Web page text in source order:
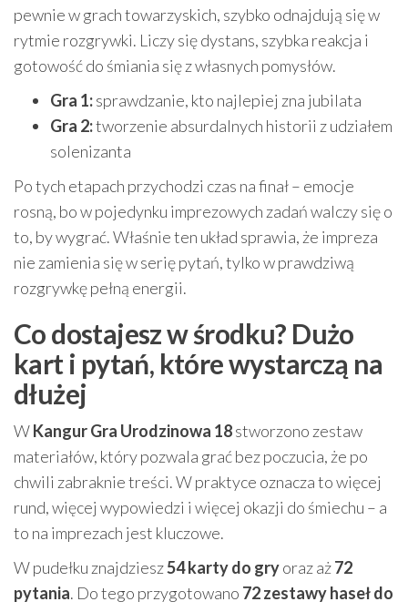
pewnie w grach towarzyskich, szybko odnajdują się w
rytmie rozgrywki. Liczy się dystans, szybka reakcja i
gotowość do śmiania się z własnych pomysłów.
Gra 1:sprawdzanie, kto najlepiej zna jubilata
Gra 2:tworzenie absurdalnych historii z udziałem
solenizanta
Po tych etapach przychodzi czas na finał – emocje
rosną, bo w pojedynku imprezowych zadań walczy się o
to, by wygrać. Właśnie ten układ sprawia, że impreza
nie zamienia się w serię pytań, tylko w prawdziwą
rozgrywkę pełną energii.
Co dostajesz w środku? Dużo
kart i pytań, które wystarczą na
dłużej
WKangur Gra Urodzinowa 18stworzono zestaw
materiałów, który pozwala grać bez poczucia, że po
chwili zabraknie treści. W praktyce oznacza to więcej
rund, więcej wypowiedzi i więcej okazji do śmiechu – a
to na imprezach jest kluczowe.
W pudełku znajdziesz54 karty do gryoraz aż72
pytania. Do tego przygotowano 72 zestawy haseł do